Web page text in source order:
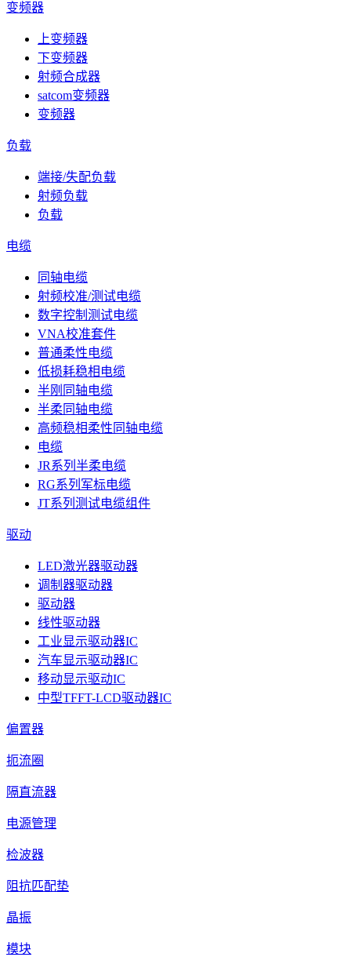
变频器
上变频器
下变频器
射频合成器
satcom变频器
变频器
负载
端接/失配负载
射频负载
负载
电缆
同轴电缆
射频校准/测试电缆
数字控制测试电缆
VNA校准套件
普通柔性电缆
低损耗稳相电缆
半刚同轴电缆
半柔同轴电缆
高频稳相柔性同轴电缆
电缆
JR系列半柔电缆
RG系列军标电缆
JT系列测试电缆组件
驱动
LED激光器驱动器
调制器驱动器
驱动器
线性驱动器
工业显示驱动器IC
汽车显示驱动器IC
移动显示驱动IC
中型TFFT-LCD驱动器IC
偏置器
扼流圈
隔直流器
电源管理
检波器
阻抗匹配垫
晶振
模块